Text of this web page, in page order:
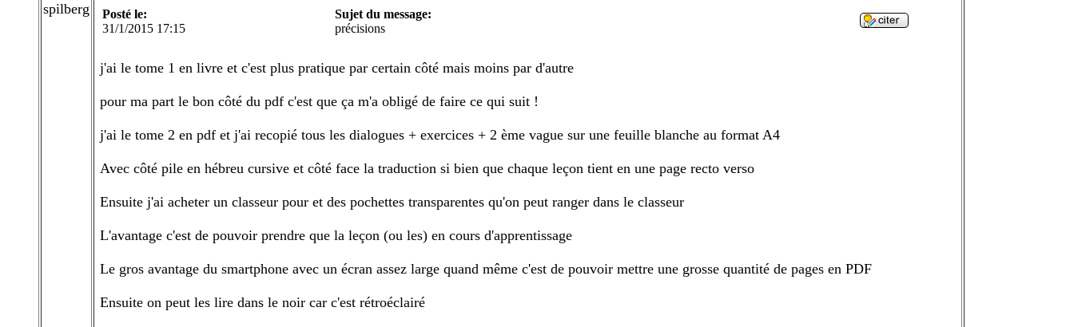
spilberg
Posté le:
31/1/2015 17:15
Sujet du message:
précisions
j'ai le tome 1 en livre et c'est plus pratique par certain côté mais moins par d'autre
pour ma part le bon côté du pdf c'est que ça m'a obligé de faire ce qui suit !
j'ai le tome 2 en pdf et j'ai recopié tous les dialogues + exercices + 2 ème vague sur une feuille blanche au format A4
Avec côté pile en hébreu cursive et côté face la traduction si bien que chaque leçon tient en une page recto verso
Ensuite j'ai acheter un classeur pour et des pochettes transparentes qu'on peut ranger dans le classeur
L'avantage c'est de pouvoir prendre que la leçon (ou les) en cours d'apprentissage
Le gros avantage du smartphone avec un écran assez large quand même c'est de pouvoir mettre une grosse quantité de pages en PDF
Ensuite on peut les lire dans le noir car c'est rétroéclairé